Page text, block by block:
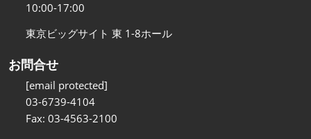
10:00-17:00
東京ビッグサイト 東 1-8ホール
お問合せ
[email protected]
03-6739-4104
Fax: 03-4563-2100